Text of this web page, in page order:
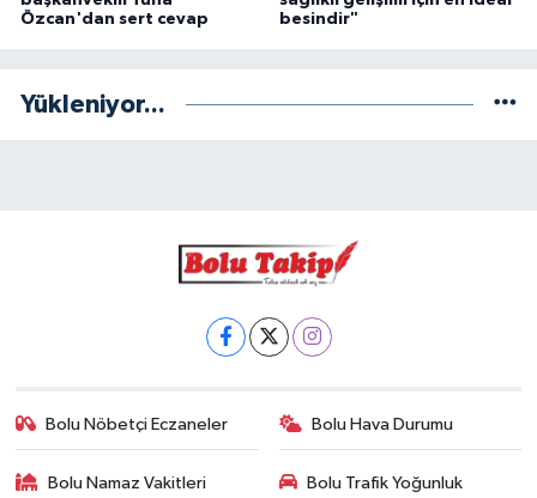
Özcan'dan sert cevap
besindir"
Yükleniyor...
Bolu Nöbetçi Eczaneler Bolu Hava Durumu
Bolu Namaz Vakitleri
Bolu Trafik Yoğunluk